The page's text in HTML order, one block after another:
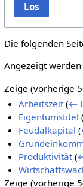
Los
Die folgenden
Angezeigt werden
Zeige (vorherige
Arbeitszeit (←
Eigentumstitel (
Feudalkapital (
Produktivität (
Zeige (vorherige